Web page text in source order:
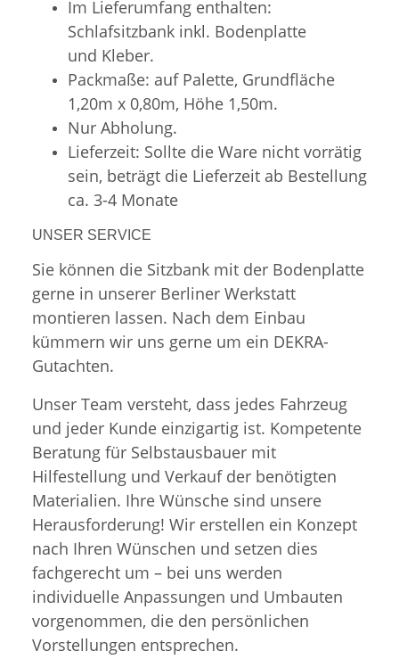
Im Lieferumfang enthalten:
Schlafsitzbank inkl. Bodenplatte
und Kleber.
Packmaße: auf Palette, Grundfläche
1,20m x 0,80m, Höhe 1,50m.
Nur Abholung.
Lieferzeit: Sollte die Ware nicht vorrätig
sein, beträgt die Lieferzeit ab Bestellung
ca. 3-4 Monate
UNSER SERVICE
Sie können die Sitzbank mit der Bodenplatte
gerne in unserer Berliner Werkstatt
montieren lassen. Nach dem Einbau
kümmern wir uns gerne um ein DEKRA-
Gutachten.
Unser Team versteht, dass jedes Fahrzeug
und jeder Kunde einzigartig ist. Kompetente
Beratung für Selbstausbauer mit
Hilfestellung und Verkauf der benötigten
Materialien. Ihre Wünsche sind unsere
Herausforderung! Wir erstellen ein Konzept
nach Ihren Wünschen und setzen dies
fachgerecht um – bei uns werden
individuelle Anpassungen und Umbauten
vorgenommen, die den persönlichen
Vorstellungen entsprechen.